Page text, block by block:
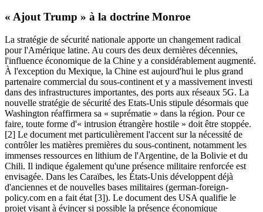
« Ajout Trump » à la doctrine Monroe
La stratégie de sécurité nationale apporte un changement radical
pour l'Amérique latine. Au cours des deux dernières décennies,
l'influence économique de la Chine y a considérablement augmenté.
À l'exception du Mexique, la Chine est aujourd'hui le plus grand
partenaire commercial du sous-continent et y a massivement investi
dans des infrastructures importantes, des ports aux réseaux 5G. La
nouvelle stratégie de sécurité des Etats-Unis stipule désormais que
Washington réaffirmera sa « suprématie » dans la région. Pour ce
faire, toute forme d'« intrusion étrangère hostile » doit être stoppée.
[2] Le document met particulièrement l'accent sur la nécessité de
contrôler les matières premières du sous-continent, notamment les
immenses ressources en lithium de l'Argentine, de la Bolivie et du
Chili. Il indique également qu'une présence militaire renforcée est
envisagée. Dans les Caraïbes, les États-Unis développent déjà
d'anciennes et de nouvelles bases militaires (german-foreign-
policy.com en a fait état [3]). Le document des USA qualifie le
projet visant à évincer si possible la présence économique